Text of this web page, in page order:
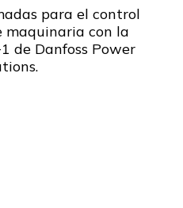
para el control
con la
de Danfoss Power